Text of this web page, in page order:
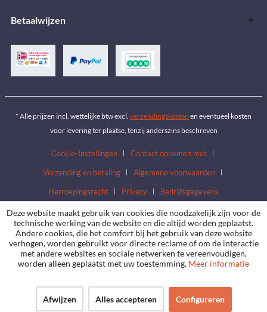
Betaalwijzen
* Alle prijzen incl. wettelijke btw excl. verzendingskosten en eventueel kosten
voor levering ter plaatse, tenzij anderszins beschreven
Cookie-Instellingen
Contact opnemen met
Verzending en betaling
Algemene voorwaarden
Herroepingsrecht
Privacy Bedrijfsgegevens
Deze website maakt gebruik van cookies die noodzakelijk zijn voor de
technische werking van de website en die altijd worden geplaatst.
Andere cookies, die het comfort bij het gebruik van deze website
verhogen, worden gebruikt voor directe reclame of om de interactie
met andere websites en sociale netwerken te vereenvoudigen,
worden alleen geplaatst met uw toestemming. Meer informatie
Afwijzen Alles accepteren Configureren